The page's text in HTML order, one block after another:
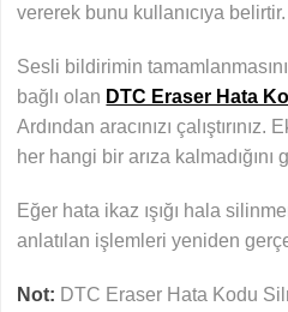
vererek bunu kullanıcıya belirtir.
Sesli bildirimin
bağlı olan DTC Eraser Hata
Ardından aracınızı
her hangi bir arıza kalmadığını
Eğer hata ikaz ışığı hala
anlatılan işlemleri yeniden
Not: DTC Eraser Hata Kodu